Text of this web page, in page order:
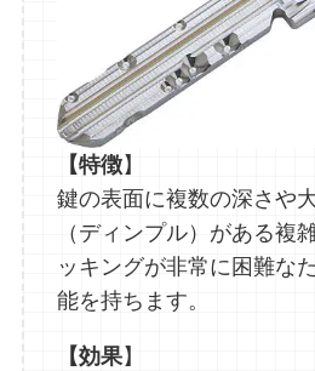
【特徴】
鍵の表面に複数の深さや
（ディンプル）がある複
ッキングが非常に困難な
能を持ちます。
【効果】